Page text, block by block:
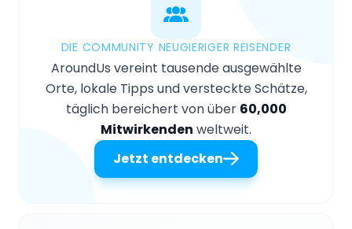
DIE COMMUNITY NEUGIERIGER REISENDER
AroundUs vereint tausende ausgewählte
Orte, lokale Tipps und versteckte Schätze,
täglich bereichert von über 60,000
Mitwirkenden weltweit.
Jetzt entdecken